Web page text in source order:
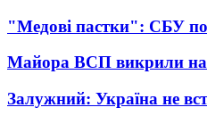
"Медові пастки": СБУ
Майора ВСП викрили на
Залужний: Україна не